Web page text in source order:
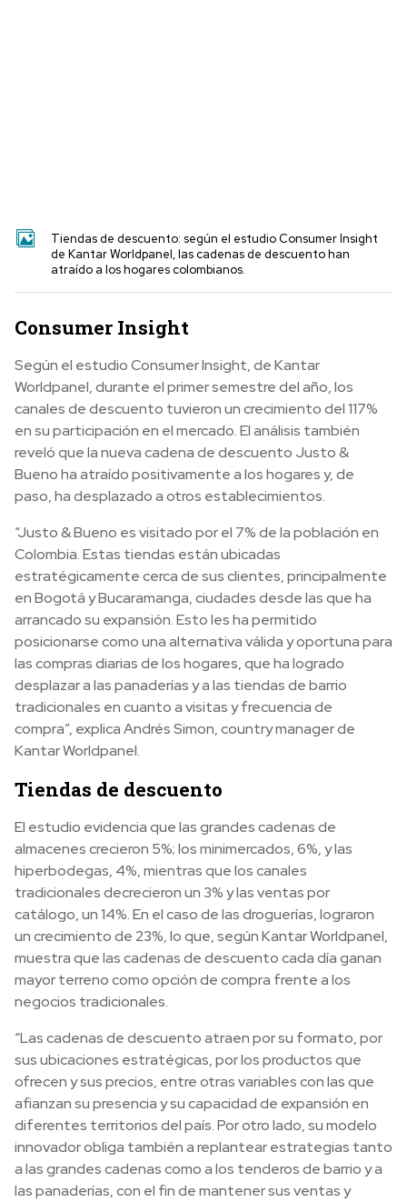
Tiendas de descuento: según el estudio Consumer Insight
de Kantar Worldpanel, las cadenas de descuento han
atraído a los hogares colombianos.
Consumer Insight
Según el estudio Consumer Insight, de Kantar
Worldpanel, durante el primer semestre del año, los
canales de descuento tuvieron un crecimiento del 117%
en su participación en el mercado. El análisis también
reveló que la nueva cadena de descuento Justo &
Bueno ha atraído positivamente a los hogares y, de
paso, ha desplazado a otros establecimientos.
“Justo & Bueno es visitado por el 7% de la población en
Colombia. Estas tiendas están ubicadas
estratégicamente cerca de sus clientes, principalmente
en Bogotá y Bucaramanga, ciudades desde las que ha
arrancado su expansión. Esto les ha permitido
posicionarse como una alternativa válida y oportuna para
las compras diarias de los hogares, que ha logrado
desplazar a las panaderías y a las tiendas de barrio
tradicionales en cuanto a visitas y frecuencia de
compra”, explica Andrés Simon, country manager de
Kantar Worldpanel.
Tiendas de descuento
El estudio evidencia que las grandes cadenas de
almacenes crecieron 5%; los minimercados, 6%, y las
hiperbodegas, 4%, mientras que los canales
tradicionales decrecieron un 3% y las ventas por
catálogo, un 14%. En el caso de las droguerías, lograron
un crecimiento de 23%, lo que, según Kantar Worldpanel,
muestra que las cadenas de descuento cada día ganan
mayor terreno como opción de compra frente a los
negocios tradicionales.
“Las cadenas de descuento atraen por su formato, por
sus ubicaciones estratégicas, por los productos que
ofrecen y sus precios, entre otras variables con las que
afianzan su presencia y su capacidad de expansión en
diferentes territorios del país. Por otro lado, su modelo
innovador obliga también a replantear estrategias tanto
a las grandes cadenas como a los tenderos de barrio y a
las panaderías, con el fin de mantener sus ventas y